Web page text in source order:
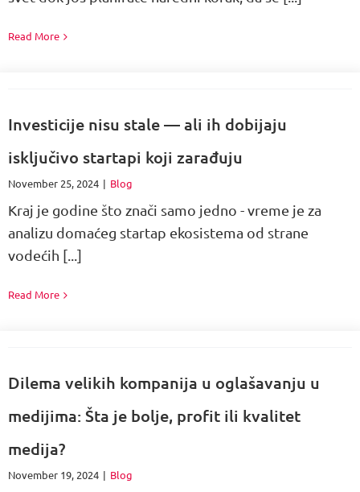
Read More
Investicije nisu stale — ali ih dobijaju
isključivo startapi koji zarađuju
November 25, 2024 | Blog
Kraj je godine što znači samo jedno - vreme je za
analizu domaćeg startap ekosistema od strane
vodećih [...]
Read More
Dilema velikih kompanija u oglašavanju u
medijima: Šta je bolje, profit ili kvalitet
medija?
November 19, 2024 | Blog